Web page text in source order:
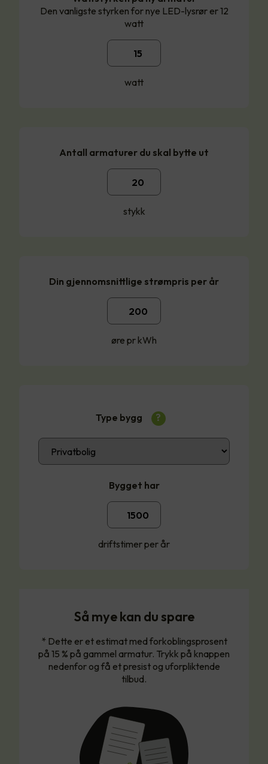
Den vanligste styrken for nye LED-lysrør er 12
watt
watt
Antall armaturer du skal bytte ut
stykk
Din gjennomsnittlige strømpris per år
øre pr kWh
Type bygg ?
Bygget har
driftstimer per år
Så mye kan du spare
* Dette er et estimat med forkoblingsprosent
på 15 % på gammel armatur. Trykk på knappen
nedenfor og få et presist og uforpliktende
tilbud.